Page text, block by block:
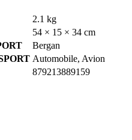
2.1 kg
54 × 15 × 34 cm
Bergan
Automobile, Avion
879213889159